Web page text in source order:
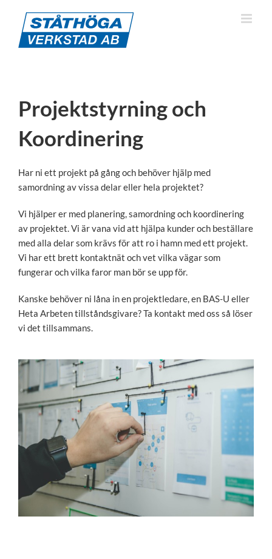
innehållet
Projektstyrning och
Koordinering
Har ni ett projekt på gång och behöver hjälp med
samordning av vissa delar eller hela projektet?
Vi hjälper er med planering, samordning och koordinering
av projektet. Vi är vana vid att hjälpa kunder och beställare
med alla delar som krävs för att ro i hamn med ett projekt.
Vi har ett brett kontaktnät och vet vilka vägar som
fungerar och vilka faror man bör se upp för.
Kanske behöver ni låna in en projektledare, en BAS-U eller
Heta Arbeten tillståndsgivare? Ta kontakt med oss så löser
vi det tillsammans.